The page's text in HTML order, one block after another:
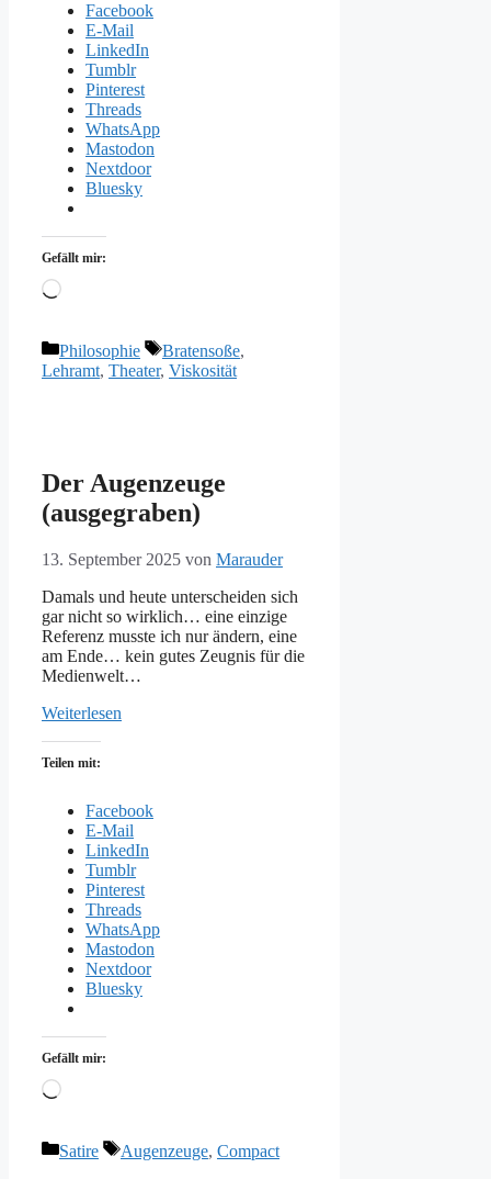
Facebook
E-Mail
LinkedIn
Tumblr
Pinterest
Threads
WhatsApp
Mastodon
Nextdoor
Bluesky
Gefällt mir:
Wird
Kategorien
Philosophie Schlagwörter
Bratensoße,
Lehramt, Theater, Viskosität
Der Augenzeuge
(ausgegraben)
13. September 2025 von Marauder
Damals und heute unterscheiden sich
gar nicht so wirklich… eine einzige
Referenz musste ich nur ändern, eine
am Ende… kein gutes Zeugnis für die
Medienwelt…
Weiterlesen
Teilen mit:
Facebook
E-Mail
LinkedIn
Tumblr
Pinterest
Threads
WhatsApp
Mastodon
Nextdoor
Bluesky
Gefällt mir:
Wird
Kategorien
Satire Schlagwörter
Augenzeuge, Compact